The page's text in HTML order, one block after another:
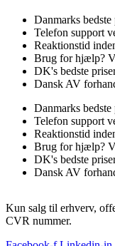
Danmarks
Telefon support
Reaktionstid
Brug for hjælp?
DK's bedste
Dansk AV
Danmarks
Telefon support
Reaktionstid
Brug for hjælp?
DK's bedste
Dansk AV
Kun salg til erhverv,
CVR nummer.